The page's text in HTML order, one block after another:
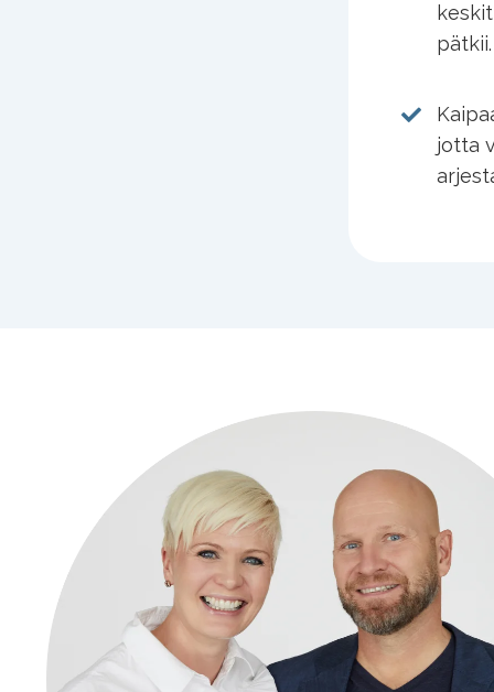
pätkii.
jotta